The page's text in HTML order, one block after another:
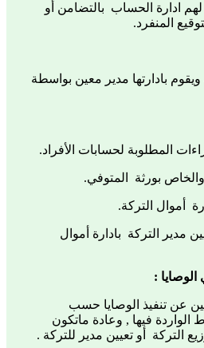
ادارة الحساب بالتضامن أو
المنفرد.
بادارتها مدير معين بواسطة
المطلوبة لحسابات الأفراد.
بورثة المتوفي.
أموال التركة.
مدير التركة بادارة أموال
:
عن تنفيذ الوصايا حسب
فيها , وعادة ماتكون
التركة أو تعيين مدير للتركة .